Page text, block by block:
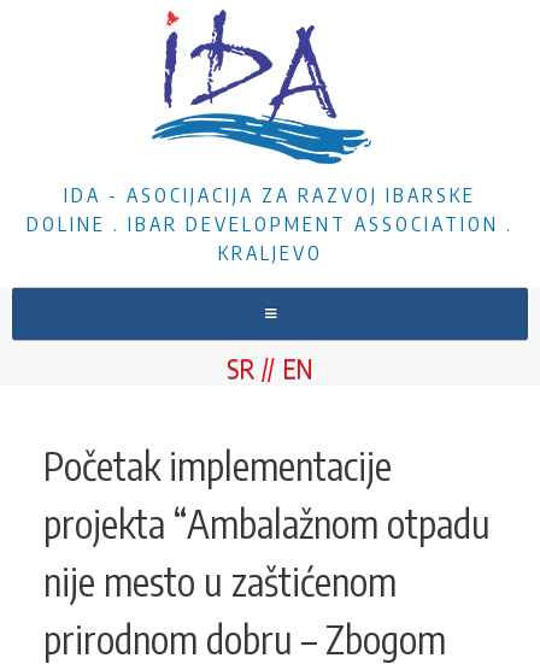
IDA - ASOCIJACIJA ZA RAZVOJ IBARSKE
DOLINE . IBAR DEVELOPMENT ASSOCIATION .
KRALJEVO
PROJEKTI
DOKUMENTA
KONTAKT
SR EN
Početak implementacije
projekta “Ambalažnom otpadu
nije mesto u zaštićenom
prirodnom dobru – Zbogom